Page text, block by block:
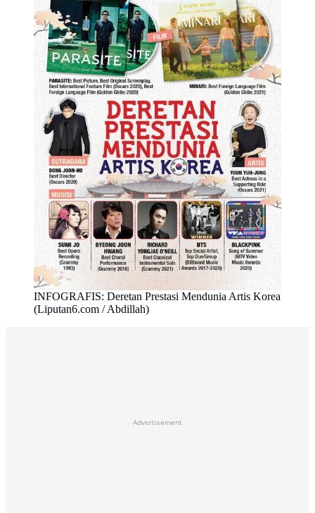
INFOGRAFIS: Deretan Prestasi Mendunia Artis Korea
(Liputan6.com / Abdillah)
Advertisement